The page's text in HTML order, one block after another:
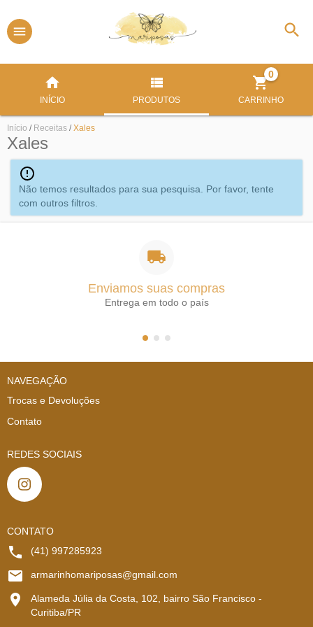
INÍCIO PRODUTOS CARRINHO
0
Início / Receitas / Xales
Xales
Não temos resultados para sua pesquisa. Por favor, tente
com outros filtros.
Enviamos suas compras
Entrega em todo o país
NAVEGAÇÃO
Trocas e Devoluções
Contato
REDES SOCIAIS
CONTATO
(41) 997285923
armarinhomariposas@gmail.com
Alameda Júlia da Costa, 102, bairro São Francisco -
Curitiba/PR